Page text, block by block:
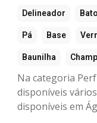
Delineador
Pá Base
Baunilha
Na categoria
disponíveis
disponíveis em